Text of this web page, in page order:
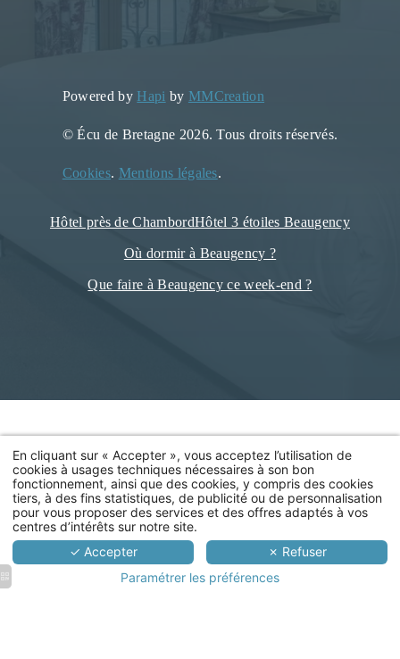
Powered by Hapi by MMCreation
© Écu de Bretagne 2026. Tous droits réservés.
Cookies. Mentions légales.
Hôtel près de ChambordHôtel 3 étoiles Beaugency
Où dormir à Beaugency ?
Que faire à Beaugency ce week-end ?
En cliquant sur « Accepter », vous acceptez l’utilisation de
cookies à usages techniques nécessaires à son bon
fonctionnement, ainsi que des cookies, y compris des cookies
tiers, à des fins statistiques, de publicité ou de personnalisation
pour vous proposer des services et des offres adaptés à vos
centres d’intérêts sur notre site.
✓ Accepter
✗ Refuser
Paramétrer les préférences